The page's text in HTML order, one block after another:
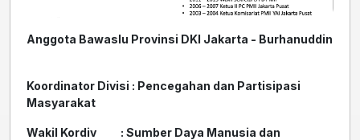
Anggota Bawaslu Provinsi DKI Jakarta - Burhanuddin
Koordinator Divisi : Pencegahan dan Partisipasi
Masyarakat
Wakil Kordiv : Sumber Daya Manusia dan